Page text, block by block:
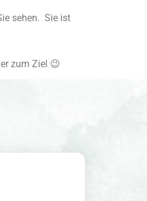
sehen. Sie ist
zum Ziel 😉